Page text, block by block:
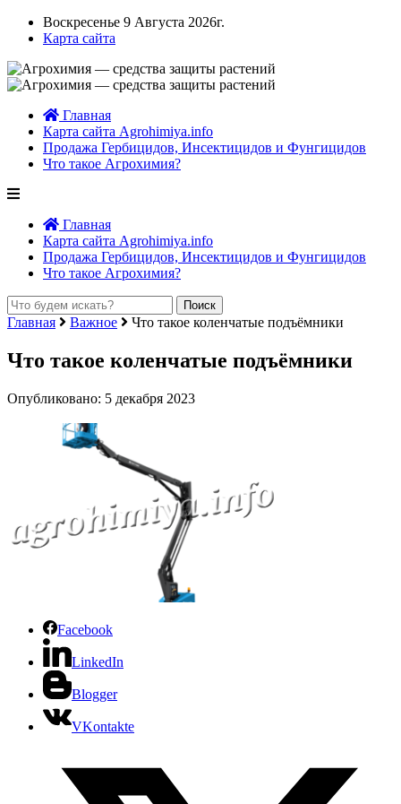
Воскресенье 9 Августа 2026г.
Карта сайта
Главная
Карта сайта Agrohimiya.info
Продажа Гербицидов, Инсектицидов и Фунгицидов
Что такое Агрохимия?
Главная
Карта сайта Agrohimiya.info
Продажа Гербицидов, Инсектицидов и Фунгицидов
Что такое Агрохимия?
Главная Важное Что такое коленчатые подъёмники
Что такое коленчатые подъёмники
Опубликовано: 5 декабря 2023
Facebook
LinkedIn
Blogger
VKontakte